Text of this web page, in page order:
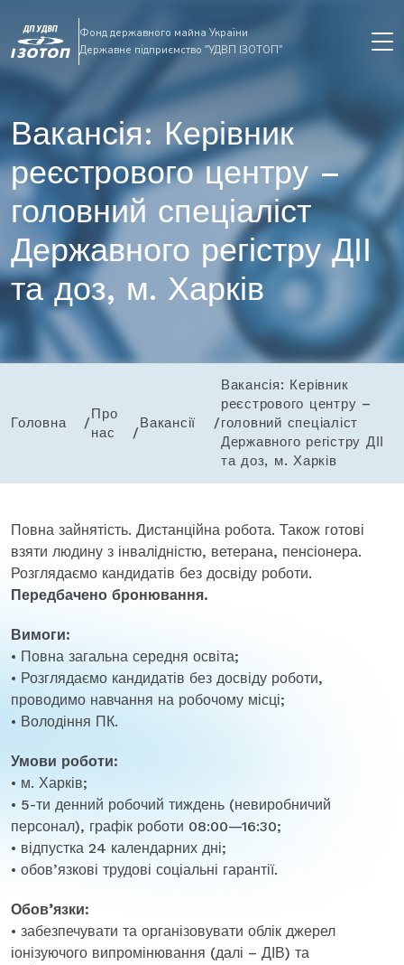
Фонд державного майна України
Державне підприємство "УДВП ІЗОТОП"
Вакансія: Керівник
реєстрового центру –
головний спеціаліст
Державного регістру ДІІ
та доз, м. Харків
Головна
Про
нас
Вакансії
Вакансія: Керівник
реєстрового центру –
головний спеціаліст
Державного регістру ДІІ
та доз, м. Харків
Повна зайнятість. Дистанційна робота. Також готові
взяти людину з інвалідністю, ветерана, пенсіонера.
Розглядаємо кандидатів без досвіду роботи.
Передбачено бронювання.
Вимоги:
• Повна загальна середня освіта;
• Розглядаємо кандидатів без досвіду роботи,
проводимо навчання на робочому місці;
• Володіння ПК.
Умови роботи:
• м. Харків;
• 5-ти денний робочий тиждень (невиробничий
персонал), графік роботи 08:00—16:30;
• відпустка 24 календарних дні;
• обов’язкові трудові соціальні гарантії.
Обов’язки:
• забезпечувати та організовувати облік джерел
іонізуючого випромінювання (далі – ДІВ) та